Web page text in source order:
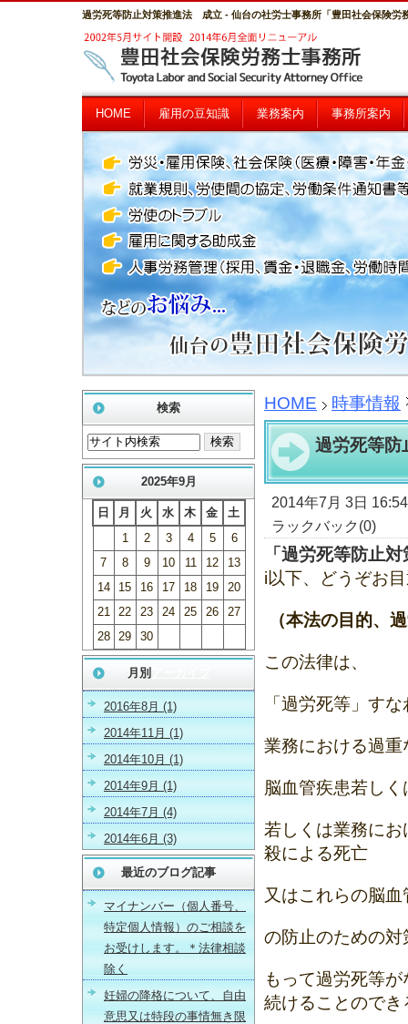
過労死等防止対策推進法 成立 - 仙台の社労士事務所「豊田社会保険労
HOME 雇用の豆知識 業務案内 事務所案内
HOME 時事情報
過労死等
2014年7月 3日
ラックバック(0)
「過労死等防止
i以下、どうぞお
（本法の目的、
この法律は、
「過労死等」す
業務における過
脳血管疾患若し
若しくは業務に
殺による死亡
又はこれらの脳
の防止のための
もって過労死等
続けることので
検索
2025年9月
日 月 火 水 木 金
土
1
2 3 4 5
6
7
8 9 10 11 12
13
14
15 16 17 18 19
20
21
22 23 24 25 26
27
28
29 30
月別
2016年8月 (1)
2014年11月 (1)
2014年10月 (1)
2014年9月 (1)
2014年7月 (4)
2014年6月 (3)
最近のブログ記事
マイナンバー（個人番号、
特定個人情報）のご相談を
お受けします。＊法律相談
除く
妊婦の降格について、自由
意思又は特段の事情無き限